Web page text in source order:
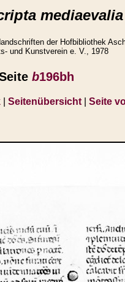
mediaevalia
der Hofbibliothek
und Kunstverein e. V., 1978
b196bh
| Seitenübersicht| Seite